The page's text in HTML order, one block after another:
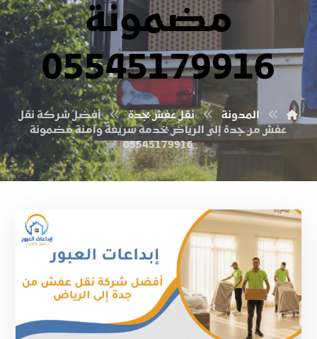
مضمونة
05545179916
المدونة نقل عفش بجدة
أفضل شركة نقل
عفش من جدة إلى الرياض بخدمة سريعة وآمنة مضمونة
05545179916